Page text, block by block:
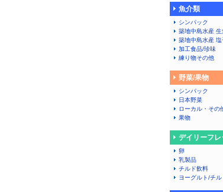
魚介類
シンパック
築地中島水産 生
築地中島水産 塩
加工食品/珍味
練り物その他
野菜/果物
シンパック
日本野菜
ローカル・その
果物
デイリーフレ
卵
乳製品
チルド飲料
ヨーグルト/チル